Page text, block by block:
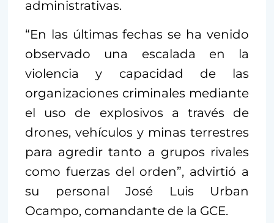
administrativas.
“En las últimas fechas se ha venido
observado una escalada en la
violencia y capacidad de las
organizaciones criminales mediante
el uso de explosivos a través de
drones, vehículos y minas terrestres
para agredir tanto a grupos rivales
como fuerzas del orden”, advirtió a
su personal José Luis Urban
Ocampo, comandante de la GCE.